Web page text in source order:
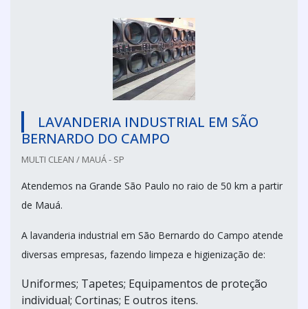
LAVANDERIA INDUSTRIAL EM SÃO
BERNARDO DO CAMPO
MULTI CLEAN / MAUÁ - SP
Atendemos na Grande São Paulo no raio de 50 km a partir
de Mauá.
A lavanderia industrial em São Bernardo do Campo atende
diversas empresas, fazendo limpeza e higienização de:
Uniformes; Tapetes; Equipamentos de proteção
individual; Cortinas; E outros itens.